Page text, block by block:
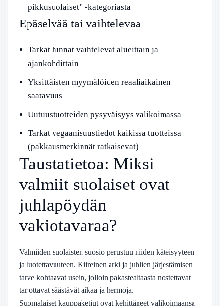
pikkusuolaiset” -kategoriasta
Epäselvää tai vaihtelevaa
Tarkat hinnat vaihtelevat alueittain ja
ajankohdittain
Yksittäisten myymälöiden reaaliaikainen
saatavuus
Uutuustuotteiden pysyväisyys valikoimassa
Tarkat vegaanisuustiedot kaikissa tuotteissa
(pakkausmerkinnät ratkaisevat)
Taustatietoa: Miksi
valmiit suolaiset ovat
juhlapöydän
vakiotavaraa?
Valmiiden suolaisten suosio perustuu niiden käteisyyteen
ja luotettavuuteen. Kiireinen arki ja juhlien järjestämisen
tarve kohtaavat usein, jolloin pakastealtaasta nostettavat
tarjottavat säästävät aikaa ja hermoja.
Suomalaiset kauppaketjut ovat kehittäneet valikoimaansa